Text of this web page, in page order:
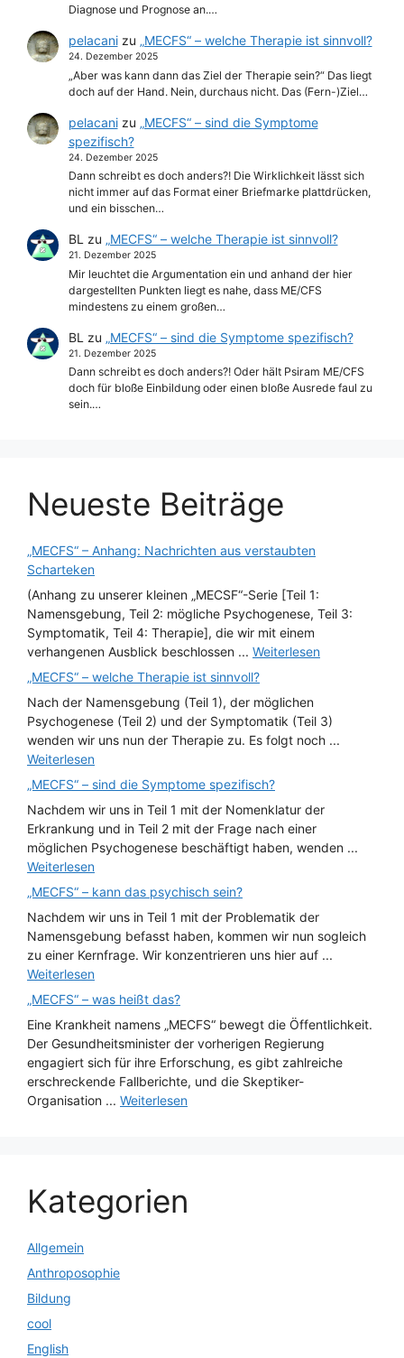
Diagnose und Prognose an.…
pelacanizu „MECFS“ – welche Therapie ist sinnvoll?
24. Dezember 2025
„Aber was kann dann das Ziel der Therapie sein?“ Das liegt
doch auf der Hand. Nein, durchaus nicht. Das (Fern-)Ziel…
pelacanizu „MECFS“ – sind die Symptome
spezifisch?
24. Dezember 2025
Dann schreibt es doch anders?! Die Wirklichkeit lässt sich
nicht immer auf das Format einer Briefmarke plattdrücken,
und ein bisschen…
BL zu „MECFS“ – welche Therapie ist sinnvoll?
21. Dezember 2025
Mir leuchtet die Argumentation ein und anhand der hier
dargestellten Punkten liegt es nahe, dass ME/CFS
mindestens zu einem großen…
BL zu „MECFS“ – sind die Symptome spezifisch?
21. Dezember 2025
Dann schreibt es doch anders?! Oder hält Psiram ME/CFS
doch für bloße Einbildung oder einen bloße Ausrede faul zu
sein.…
Neueste Beiträge
„MECFS“ – Anhang: Nachrichten aus verstaubten
Scharteken
(Anhang zu unserer kleinen „MECSF“-Serie [Teil 1:
Namensgebung, Teil 2: mögliche Psychogenese, Teil 3:
Symptomatik, Teil 4: Therapie], die wir mit einem
verhangenen Ausblick beschlossen ... Weiterlesen
„MECFS“ – welche Therapie ist sinnvoll?
Nach der Namensgebung (Teil 1), der möglichen
Psychogenese (Teil 2) und der Symptomatik (Teil 3)
wenden wir uns nun der Therapie zu. Es folgt noch ...
Weiterlesen
„MECFS“ – sind die Symptome spezifisch?
Nachdem wir uns in Teil 1 mit der Nomenklatur der
Erkrankung und in Teil 2 mit der Frage nach einer
möglichen Psychogenese beschäftigt haben, wenden ...
Weiterlesen
„MECFS“ – kann das psychisch sein?
Nachdem wir uns in Teil 1 mit der Problematik der
Namensgebung befasst haben, kommen wir nun sogleich
zu einer Kernfrage. Wir konzentrieren uns hier auf ...
Weiterlesen
„MECFS“ – was heißt das?
Eine Krankheit namens „MECFS“ bewegt die Öffentlichkeit.
Der Gesundheitsminister der vorherigen Regierung
engagiert sich für ihre Erforschung, es gibt zahlreiche
erschreckende Fallberichte, und die Skeptiker-
Organisation ... Weiterlesen
Kategorien
Allgemein
Anthroposophie
Bildung
cool
English